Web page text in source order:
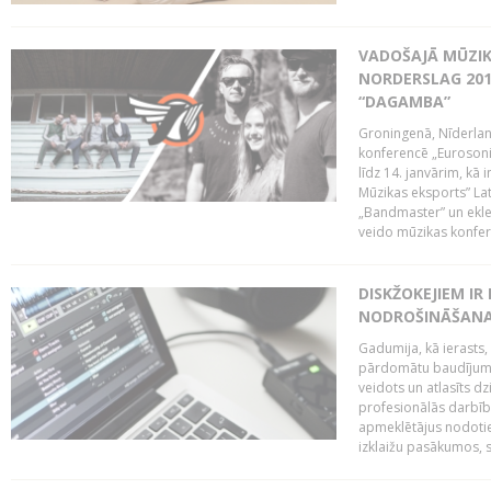
VADOŠAJĀ
NORDERSLAG
“DAGAMBA”
Groningenā,
konferencē
līdz 14. janvārim, kā
Mūzikas eksports”
„Bandmaster” un
veido mūzikas
DISKŽOKEJIEM
Gadumija, kā
pārdomātu
veidots un atlasīts
profesionālās
apmeklētājus
izklaižu pasākumos,